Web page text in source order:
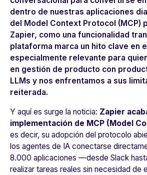
dentro de nuestras aplicaciones
del Model Context Protocol (MCP)
Zapier, como una funcionalidad
plataforma marca un hito clave en
especialmente relevante para
en gestión de producto con
LLMs y nos enfrentamos a sus
reiterada.
Y aquí es surge la noticia: Zapier
implementación de MCP (Model
es decir, su adopción del protocolo
los agentes de IA conectarse
8.000 aplicaciones —desde Slack
realizar tareas reales sin necesidad de